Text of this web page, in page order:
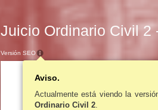
Juicio Ordinario Civil 2
Versión SEO
Aviso.
Actualmente está viendo la
Ordinario Civil 2